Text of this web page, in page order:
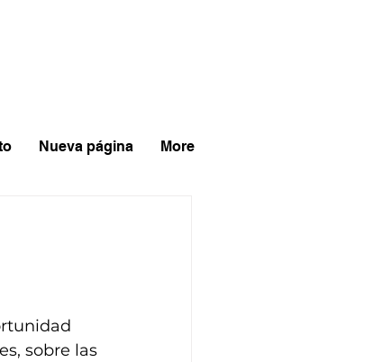
Nueva página More
sobre las